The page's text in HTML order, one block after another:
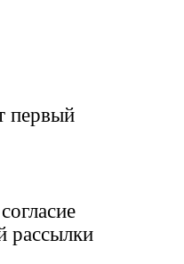
первый
рассылки